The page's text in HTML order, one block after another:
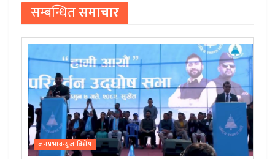
सम्बन्धितसमाचार
जनप्रभाबन्युज विशेष